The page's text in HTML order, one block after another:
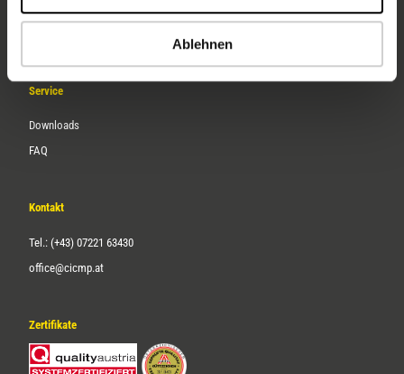
Ablehnen
Service
Downloads
FAQ
Kontakt
Tel.: (+43) 07221 63430
office@cicmp.at
Zertifikate